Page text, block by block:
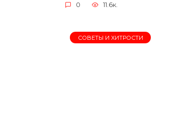
0 11.6к.
СОВЕТЫ И ХИТРОСТИ